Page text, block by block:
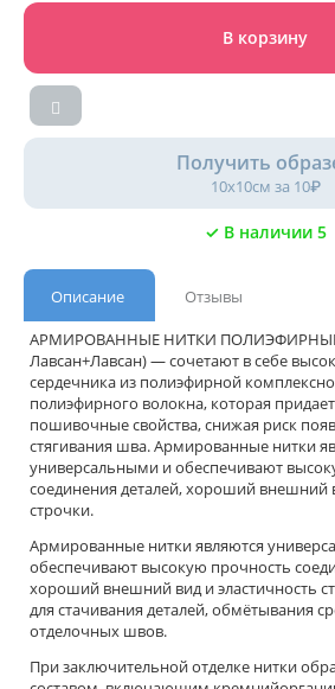
В корзину
Получить
10х10см за 10₽
✓ В наличии 5
Описание
Отзывы
АРМИРОВАННЫЕ НИТКИ ПОЛИЭФИРНЫЕ
Лавсан+Лавсан) — сочетают в себе
сердечника из полиэфирной
полиэфирного волокна, которая
пошивочные свойства, снижая риск
стягивания шва. Армированные нитки
универсальными и обеспечивают
соединения деталей, хороший внешний
строчки.
Армированные нитки являются
обеспечивают высокую прочность
хороший внешний вид и эластичность
для стачивания деталей, обмётывания
отделочных швов.
При заключительной отделке нитки